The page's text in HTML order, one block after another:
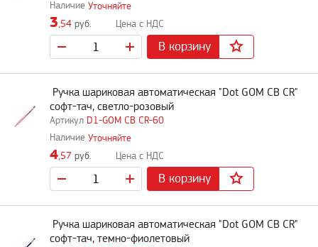
Уточняйте
3,54 руб.
В корзину
D1-GOM CB CR-60
Ручка шариковая автоматическая "Dot GOM CB CR"
софт-тач, светло-розовый
Уточняйте
4,57 руб.
В корзину
Ручка шариковая автоматическая "Dot GOM CB CR"
софт-тач, темно-фиолетовый